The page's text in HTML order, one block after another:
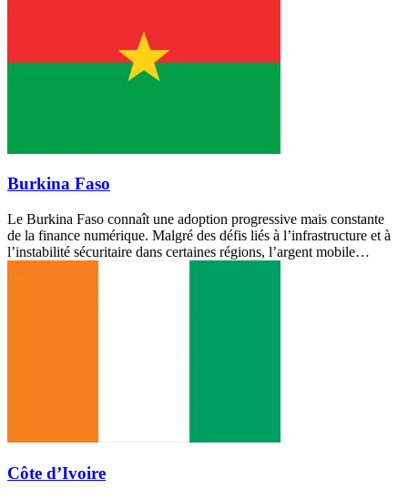
Burkina Faso
Le Burkina Faso connaît une adoption progressive mais constante
de la finance numérique. Malgré des défis liés à l’infrastructure et à
l’instabilité sécuritaire dans certaines régions, l’argent mobile…
Côte d’Ivoire